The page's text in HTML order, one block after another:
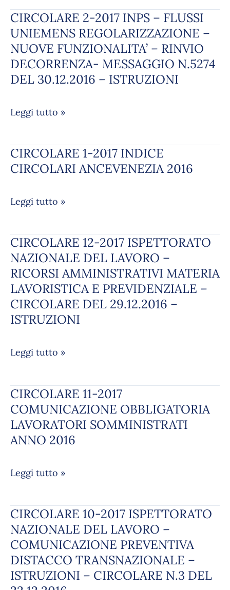
MALATTIE
A
CAVALLO
DI
DUE
ANNI
CIRCOLARE 2-2017 INPS – FLUSSI
UNIEMENS REGOLARIZZAZIONE –
NUOVE FUNZIONALITA’ – RINVIO
DECORRENZA- MESSAGGIO N.5274
DEL 30.12.2016 – ISTRUZIONI
CIRCOLARE
2-
2017
INPS
–
FLUSSI
REGOLARIZZAZIONE
FUNZIONALITA’
–
DECORRENZA-
MESSAGGIO
DEL
30.12.2016
–
ISTRUZIONI
Leggi tutto »
CIRCOLARE 1-2017 INDICE
CIRCOLARI ANCEVENEZIA 2016
CIRCOLARE
1-
CIRCOLARI
2016
Leggi tutto »
CIRCOLARE 12-2017 ISPETTORATO
NAZIONALE DEL LAVORO –
RICORSI AMMINISTRATIVI MATERIA
LAVORISTICA E PREVIDENZIALE –
CIRCOLARE DEL 29.12.2016 –
ISTRUZIONI
CIRCOLARE
12-
2017
ISPETTORATO
NAZIONALE
DEL
LAVORO
RICORSI
LAVORISTICA
E
PREVIDENZIALE
–
CIRCOLARE
29.12.2016
ISTRUZIONI
Leggi tutto »
CIRCOLARE 11-2017
COMUNICAZIONE OBBLIGATORIA
LAVORATORI SOMMINISTRATI
ANNO 2016
CIRCOLARE
11-
2017
COMUNICAZIONE
OBBLIGATORIA
SOMMINISTRATI
2016
Leggi tutto »
CIRCOLARE 10-2017 ISPETTORATO
NAZIONALE DEL LAVORO –
COMUNICAZIONE PREVENTIVA
DISTACCO TRANSNAZIONALE –
ISTRUZIONI – CIRCOLARE N.3 DEL
CIRCOLARE
10-
2017
ISPETTORATO
NAZIONALE
DEL